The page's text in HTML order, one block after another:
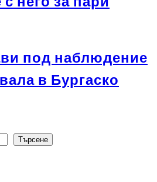
под наблюдение
в Бургаско
Търсене